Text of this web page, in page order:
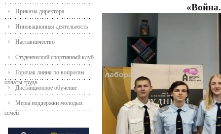
Приказы директора
Инновационная деятельность
Наставничество
Студенческий спортивный клуб
Горячая линия по вопросам
оплаты труда
Дистанционное обучение
Меры поддержки молодых
семей